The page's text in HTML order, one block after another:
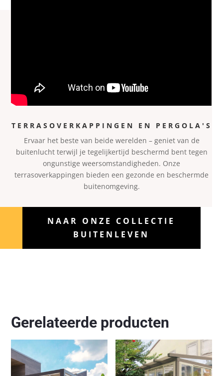
TERRASOVERKAPPINGEN EN PERGOLA'S
Ervaar het beste van beide werelden – geniet van de
buitenlucht terwijl je tegelijkertijd beschermd bent tegen
ongunstige weersomstandigheden. Onze
terrasoverkappingen bieden een gezonde en beschermde
buitenomgeving.
NAAR ONZE COLLECTIE
BUITENLEVEN
Gerelateerde producten